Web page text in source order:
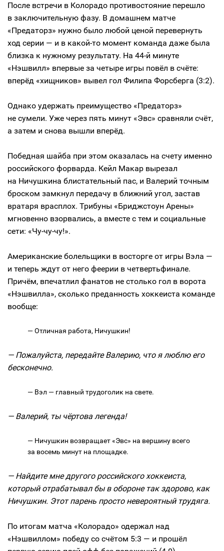
После встречи в Колорадо противостояние перешло
в заключительную фазу. В домашнем матче
«Предаторз» нужно было любой ценой перевернуть
ход серии — и в какой-то момент команда даже была
близка к нужному результату. На 44-й минуте
«Нэшвилл» впервые за четыре игры повёл в счёте:
вперёд «хищников» вывел гол Филипа Форсберга (3:2).
Однако удержать преимущество «Предаторз»
не сумели. Уже через пять минут «Эвс» сравняли счёт,
а затем и снова вышли вперёд.
Победная шайба при этом оказалась на счету именно
российского форварда. Кейл Макар вырезал
на Ничушкина блистательный пас, и Валерий точным
броском замкнул передачу в ближний угол, застав
вратаря врасплох. Трибуны «Бриджстоун Арены»
мгновенно взорвались, а вместе с тем и социальные
сети: «Чу-чу-чу!».
Американские болельщики в восторге от игры Вэла —
и теперь ждут от него феерии в четвертьфинале.
Причём, впечатлил фанатов не столько гол в ворота
«Нэшвилла», сколько преданность хоккеиста команде
вообще:
— Отличная работа, Ничушкин!
— Пожалуйста, передайте Валерию, что я люблю его
бесконечно.
— Вэл — главный трудоголик на свете.
— Валерий, ты чёртова легенда!
— Ничушкин возвращает «Эвс» на вершину всего
за восемь минут на площадке.
— Найдите мне другого российского хоккеиста,
который отрабатывал бы в обороне так здорово, как
Ничушкин. Этот парень просто невероятный трудяга.
По итогам матча «Колорадо» одержал над
«Нэшвиллом» победу со счётом 5:3 — и прошёл